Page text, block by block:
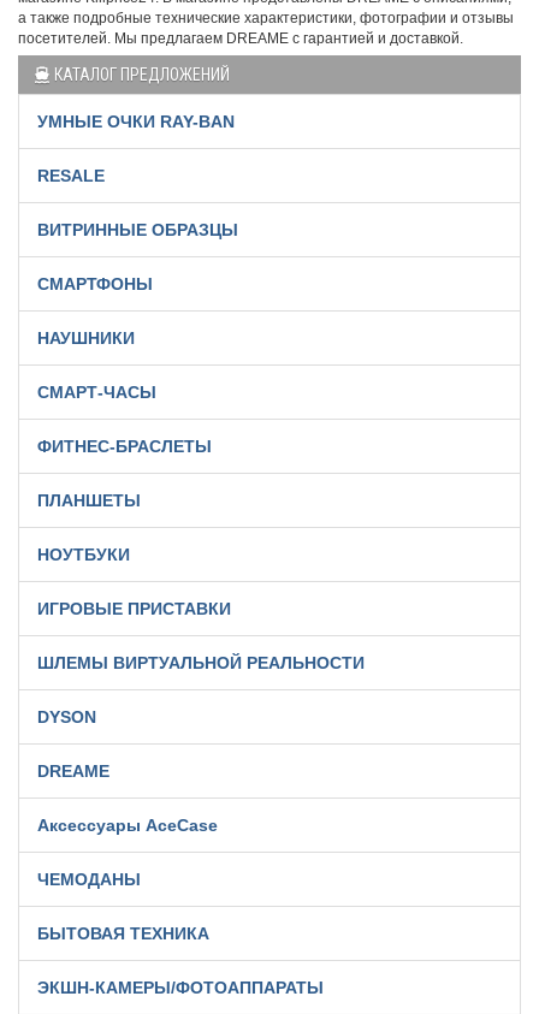
а также подробные технические характеристики, фотографии и отзывы
посетителей. Мы предлагаем DREAME с гарантией и доставкой.
КАТАЛОГ ПРЕДЛОЖЕНИЙ
УМНЫЕ ОЧКИ RAY-BAN
RESALE
ВИТРИННЫЕ ОБРАЗЦЫ
СМАРТФОНЫ
НАУШНИКИ
СМАРТ-ЧАСЫ
ФИТНЕС-БРАСЛЕТЫ
ПЛАНШЕТЫ
НОУТБУКИ
ИГРОВЫЕ ПРИСТАВКИ
ШЛЕМЫ ВИРТУАЛЬНОЙ РЕАЛЬНОСТИ
DYSON
DREAME
Аксессуары AceCase
ЧЕМОДАНЫ
БЫТОВАЯ ТЕХНИКА
ЭКШН-КАМЕРЫ/ФОТОАППАРАТЫ